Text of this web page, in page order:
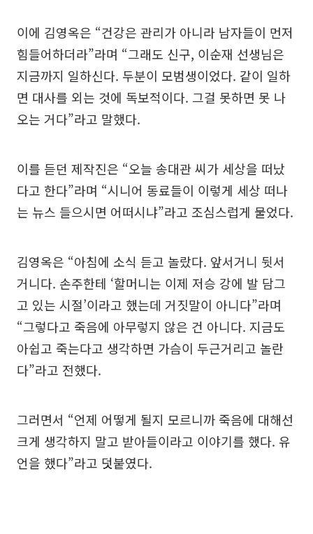
이에 김영옥은 “건강은 관리가 아니라 남자들이 먼저
힘들어하더라”라며 “그래도 신구, 이순재 선생님은
지금까지 일하신다. 두분이 모범생이었다. 같이 일하
면 대사를 외는 것에 독보적이다. 그걸 못하면 못 나
오는 거다”라고 말했다.
이를 듣던 제작진은 “오늘 송대관 씨가 세상을 떠났
다고 한다”라며 “시니어 동료들이 이렇게 세상 떠나
는 뉴스 들으시면 어떠시냐”라고 조심스럽게 물었다.
김영옥은 “아침에 소식 듣고 놀랐다. 앞서거니 뒷서
거니다. 손주한테 ‘할머니는 이제 저승 강에 발 담그
고 있는 시절’이라고 했는데 거짓말이 아니다”라며
“그렇다고 죽음에 아무렇지 않은 건 아니다. 지금도
아쉽고 죽는다고 생각하면 가슴이 두근거리고 놀란
다”라고 전했다.
그러면서 “언제 어떻게 될지 모르니까 죽음에 대해선
크게 생각하지 말고 받아들이라고 이야기를 했다. 유
언을 했다”라고 덧붙였다.